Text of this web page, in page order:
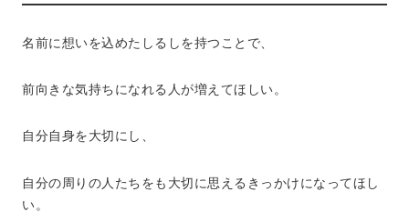
名前に想いを込めたしるしを持つことで、
前向きな気持ちになれる人が増えてほしい。
自分自身を大切にし、
自分の周りの人たちをも大切に思えるきっかけになってほし
い。